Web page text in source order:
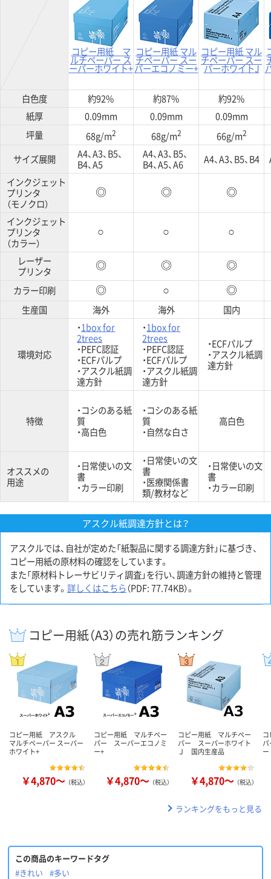
コピー用紙 マ
ルチペーパー ス
ーパーホワイト+
コピー用紙 マル
チペーパー スー
パーエコノミー+
コピー用紙 マル
チペーパー スー
パーホワイトJ
白色度 約92% 約87%
約92%
紙厚
0.09mm 0.09mm
0.09mm
坪量
68g/m2 68g/m2 66g/m2
サイズ展開
A4、A3、B5、
B4、A5
A4、A3、B5、
B4、A5、A6
A4、A3、B5、B4
インクジェット
プリンタ
（モノクロ）
◎ ◎ ◎
インクジェット
プリンタ
（カラー）
○ ○ ○
レーザー
プリンタ
◎ ◎ ◎
カラー印刷 ◎ ○ ◎
生産国 海外 海外 国内
環境対応
・1box for
2trees
・PEFC認証
・ECFパルプ
・アスクル紙調
達方針
・1box for
2trees
・PEFC認証
・ECFパルプ
・アスクル紙調
達方針
・ECFパルプ
・アスクル紙調
達方針
特徴
・コシのある紙
質
・高白色
・コシのある紙
質
・自然な白さ
高白色
オススメの
用途
・日常使いの文
書
・カラー印刷
・日常使いの文
書
・医療関係書
類/教材など
・日常使いの文
書
・カラー印刷
アスクル紙調達方針とは？
アスクルでは、自社が定めた「紙製品に関する調達方針」に基づき、
コピー用紙の原材料の確認をしています。
また「原材料トレーサビリティ調査」を行い、調達方針の維持と管理
をしています。 詳しくはこちら（PDF: 77.74KB）。
コピー用紙（A3）の売れ筋ランキング
コピー用紙 アスクル
マルチペーパー スーパー
ホワイト+
￥4,870～ （税込）
コピー用紙 マルチペー
パー スーパーエコノミ
ー+
￥4,870～ （税込）
コピー用紙 マルチペー
パー スーパーホワイト
Ｊ 国内生産品
￥4,870～ （税込）
ランキングをもっと見る
この商品のキーワードタグ
#きれい
#多い